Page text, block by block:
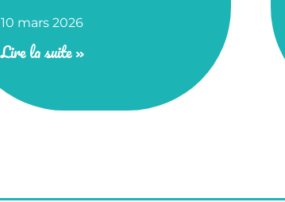
10 mars 2026
Lire la suite »